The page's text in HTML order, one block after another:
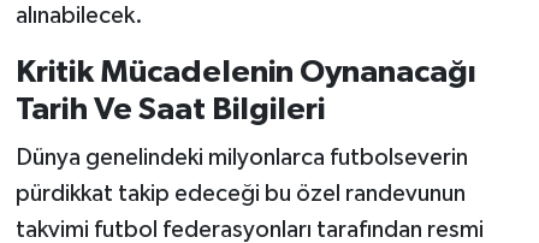
alınabilecek.
Kritik Mücadelenin Oynanacağı
Tarih Ve Saat Bilgileri
Dünya genelindeki milyonlarca futbolseverin
pürdikkat takip edeceği bu özel randevunun
takvimi futbol federasyonları tarafından resmi